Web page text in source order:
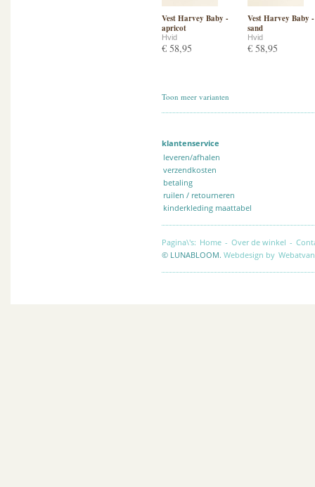
Vest Harvey Baby -
apricot
Hvid
€ 58,95
Vest Harvey Baby -
sand
Hvid
€ 58,95
Toon meer varianten
klantenservice
leveren/afhalen
verzendkosten
betaling
ruilen / retourneren
kinderkleding maattabel
Pagina\'s: Home - Over de winkel -
© LUNABLOOM. Webdesign by